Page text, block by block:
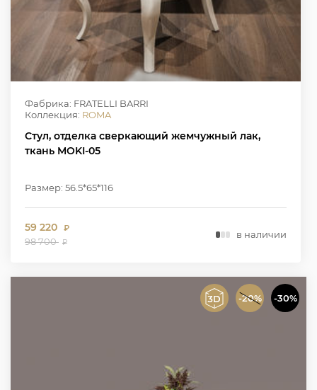
Фабрика: FRATELLI BARRI
Коллекция: ROMA
Стул, отделка сверкающий жемчужный лак,
ткань MOKI-05
Размер: 56.5*65*116
59 220 ₽
98 700 ₽
в наличии
-20% -30%